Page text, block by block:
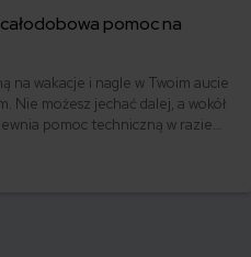
pomoc na
na wakacje i nagle w Twoim aucie
Nie możesz jechać dalej, a wokół
pomoc techniczną w razie
ułatwić życie.